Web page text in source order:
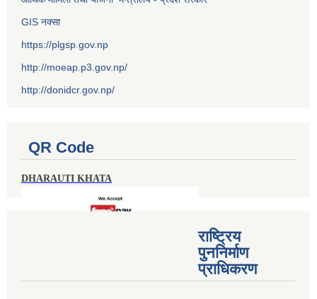
GIS नक्सा
https://plgsp.gov.np
http://moeap.p3.gov.np/
http://donidcr.gov.np/
QR Code
DHARAUTI KHATA
राष्ट्रिय
पुननिर्माण
प्राधिकरण